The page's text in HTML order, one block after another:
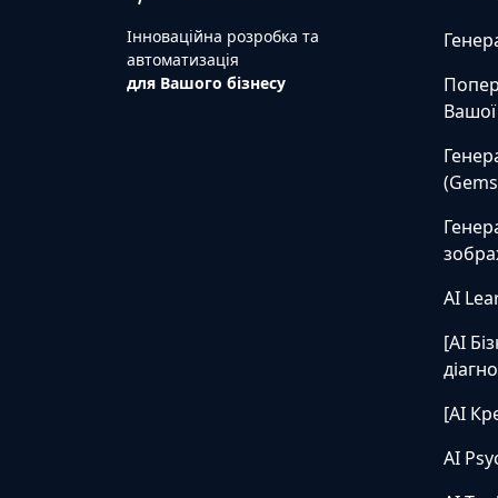
Інноваційна розробка та
автоматизація
для Вашого бізнесу
Вашої
AI
[AI
[AI
AI